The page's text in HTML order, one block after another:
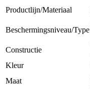
Productlijn/Materiaal
Beschermingsniveau/Type
Constructie
Kleur
Maat